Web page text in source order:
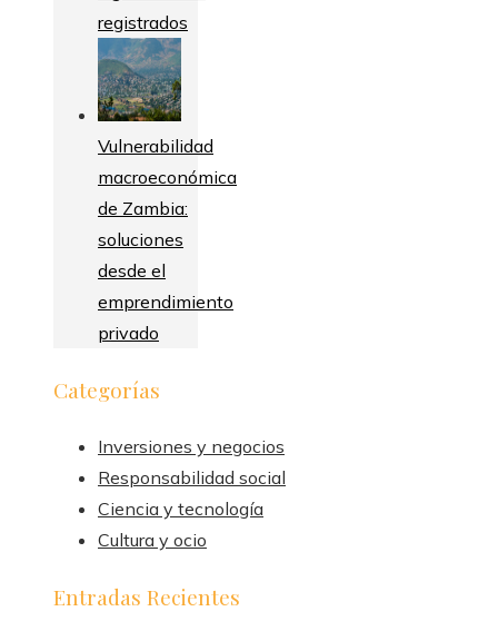
registrados
Vulnerabilidad
macroeconómica
de Zambia:
soluciones
desde el
emprendimiento
privado
Categorías
Inversiones y negocios
Responsabilidad social
Ciencia y tecnología
Cultura y ocio
Entradas Recientes